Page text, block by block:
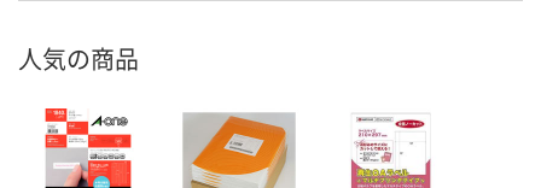
人気の商品